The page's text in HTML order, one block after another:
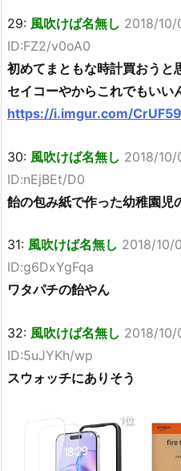
29: 風吹けば名無し 2018/10/
ID:FZ2/v0oA0
初めてまともな時計買おうと
セイコーやからこれでもいい
https://i.imgur.com/
30: 風吹けば名無し 2018/
ID:nEjBEt/D0
飴の包み紙で作った幼稚園児
31: 風吹けば名無し 2018/10/
ID:g6DxYgFqa
ワタパチの飴やん
32: 風吹けば名無し 2018/10/
ID:5uJYKh/wp
スウォッチにありそう
1位